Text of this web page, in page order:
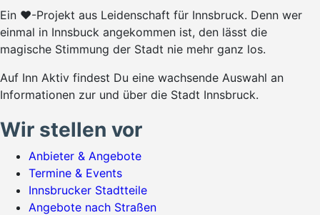
Ein ♥-Projekt aus Leidenschaft für Innsbruck. Denn wer
einmal in Innsbuck angekommen ist, den lässt die
magische Stimmung der Stadt nie mehr ganz los.
Auf Inn Aktiv findest Du eine wachsende Auswahl an
Informationen zur und über die Stadt Innsbruck.
Wir stellen vor
Anbieter & Angebote
Termine & Events
Innsbrucker Stadtteile
Angebote nach Straßen